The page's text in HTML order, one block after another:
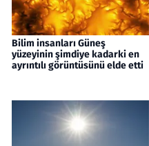
Bilim insanları Güneş
yüzeyinin şimdiye kadarki en
ayrıntılı görüntüsünü elde etti